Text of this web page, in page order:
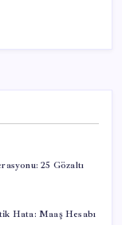
25 Gözaltı
Hata: Maaş Hesabı